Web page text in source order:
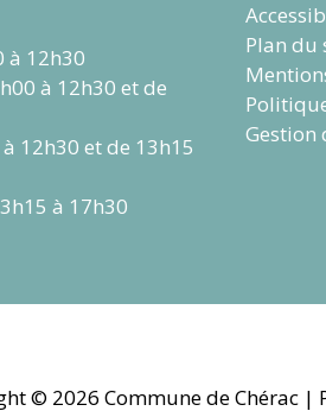
à 12h30
à 12h30 et de
12h30 et de 13h15
à 17h30
Plan du
Gestion
© 2026 Commune de Chérac|